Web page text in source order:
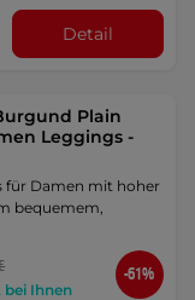
Detail
Plain
Leggings -
für Damen mit hoher
bequemem,
bei Ihnen
-61%